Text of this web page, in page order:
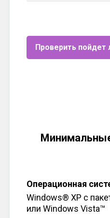
Проверить пойдет
Операционная
Windows® XP с
или Windows Vista™